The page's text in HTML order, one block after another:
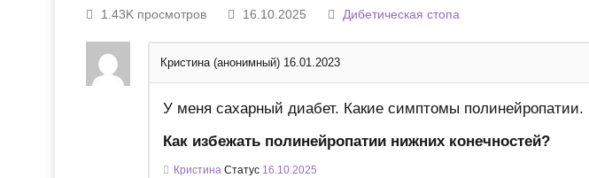
1.43K просмотров 16.10.2025 Дибетическая стопа
Кристина (анонимный) 16.01.2023
У меня сахарный диабет. Какие симптомы полинейропатии.
Как избежать полинейропатии нижних конечностей?
Кристина Статус 16.10.2025